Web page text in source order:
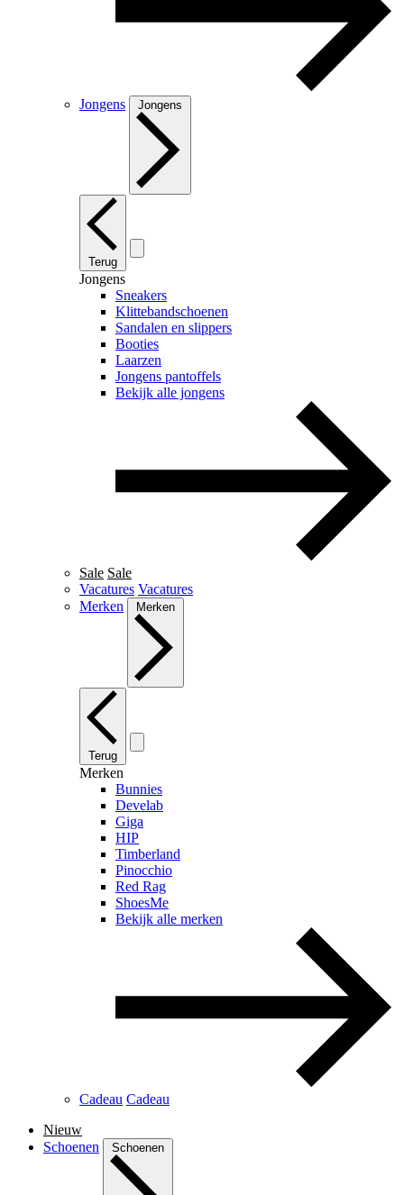
Jongens Jongens
Terug
Jongens
Sneakers
Klittebandschoenen
Sandalen en slippers
Booties
Laarzen
Jongens pantoffels
Bekijk alle jongens
Sale Sale
Vacatures Vacatures
Merken
Merken
Terug
Merken
Bunnies
Develab
Giga
HIP
Timberland
Pinocchio
Red Rag
ShoesMe
Bekijk alle merken
Cadeau Cadeau
Nieuw
Schoenen
Schoenen